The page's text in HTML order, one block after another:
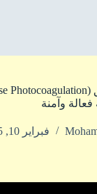
وآمنة
فبراير 10, 2025